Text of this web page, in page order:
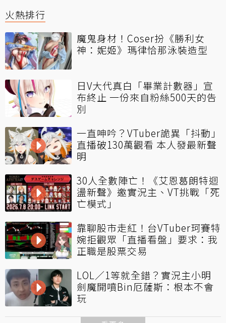
火熱排行
魔鬼身材！Coser扮《勝利女
神：妮姬》瑪律恰那泳裝造型
日V大代真白「畢業計數器」宣
布終止 一份來自粉絲500天的告
別
一直呻吟？VTuber詭異「抖動」
直播破130萬觀看 本人發最新聲
明
30人全數陣亡！《艾恩葛朗特迴
盪新聲》邀實況主、VT挑戰「死
亡模式」
靠聊股市走紅！台VTuber珂賽特
婉拒觀眾「直播看盤」要求：我
正職是股票交易
LOL／1等就全錯？實況主小明
劍魔開噴Bin厄薩斯：根本不會
玩